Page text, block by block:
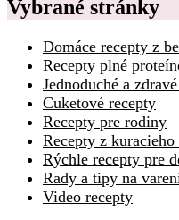
Vybrané stránky
Domáce recepty z
Recepty plné
Jednoduché a
Cuketové recepty
Recepty pre rodiny
Recepty z kuracieho
Rýchle recepty pre
Rady a tipy na
Video recepty